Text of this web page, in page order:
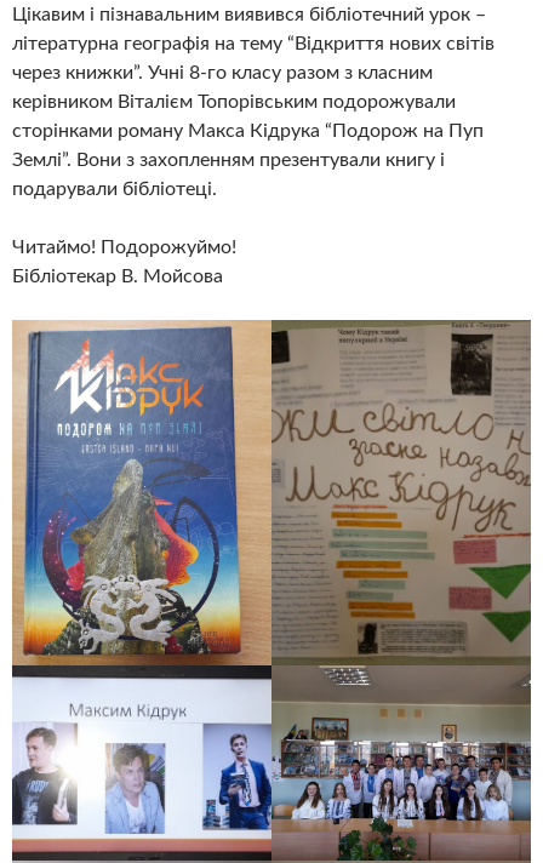
Цікавим і пізнавальним виявився бібліотечний урок –
літературна географія на тему “Відкриття нових світів
через книжки”. Учні 8-го класу разом з класним
керівником Віталієм Топорівським подорожували
сторінками роману Макса Кідрука “Подорож на Пуп
Землі”. Вони з захопленням презентували книгу і
подарували бібліотеці.
Читаймо! Подорожуймо!
Бібліотекар В. Мойсова